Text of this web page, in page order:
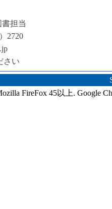
担当
2720
さい
FireFox 45以上. Google